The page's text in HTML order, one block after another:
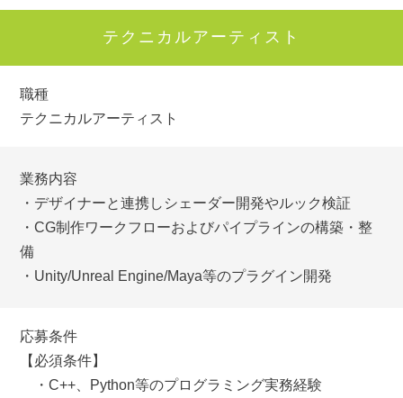
テクニカルアーティスト
職種
テクニカルアーティスト
業務内容
・デザイナーと連携しシェーダー開発やルック検証
・CG制作ワークフローおよびパイプラインの構築・整
備
・Unity/Unreal Engine/Maya等のプラグイン開発
応募条件
【必須条件】
・C++、Python等のプログラミング実務経験